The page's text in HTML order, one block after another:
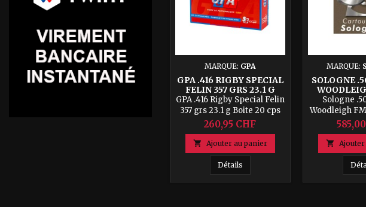
MARQUE: GPA
GPA .416 RIGBY SPECIAL
FELIN 357 GRS 23.1 G
BOITE 20 CPS
GPA .416 Rigby Special Felin
357 grs 23.1 g Boite 20 cps
260,95 CHF
 Ajouter au panier
DétailsGPA .416 Rigby Special Felin 357
MARQUE:
SOLOGNE
GRS 34.7 G
Sologne
Woodleigh
g Boite
